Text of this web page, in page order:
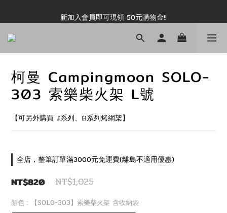
新加入會員即可現領 50元購物金!!
新加入會員即可現領 50元購物金!!
推薦好友露坑無上限領購物金!!
柯曼 Campingmoon SOLO-
303 索樂柴火架 L號
【可另外購買 J系列、H系列烤網架】
全店，整筆訂單滿3000元免運費(離島不適用優惠)
NT$1,025
NT$820
顏色 : 【SOLO-303】索樂柴火架 含收納袋